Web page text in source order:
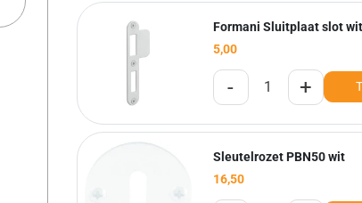
Formani Sluitplaat slot wit
5,00
- +
Sleutelrozet PBN50 wit
16,50